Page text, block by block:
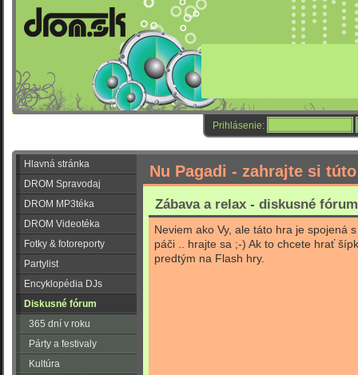
Prihlásenie:
Hlavná stránka
DROM Spravodaj
DROM MP3téka
DROM Videotéka
Fotky & fotoreporty
Partylist
Encyklopédia DJs
Diskusné fórum
365 dní v roku
Párty a festivaly
Kultúra
Nu Pagadi - zahrajte si
Zábava a relax - diskusné fórum
Neviem ako Vy, ale táto hra je spojená
páči .. hrajte sa ;-) Ak to chcete hrať
predtým na Flash hry.